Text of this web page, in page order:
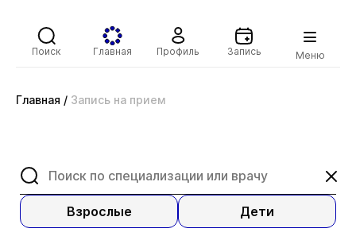
Поиск Главная Профиль Запись Меню
Главная / Запись на прием
Взрослые Дети